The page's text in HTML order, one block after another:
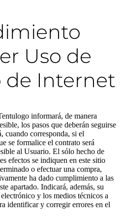
Uso de
de Internet
informará, de manera
los pasos que deberán seguirse
cuando corresponda, si el
se formalice el contrato será
al Usuario. El sólo hecho de
efectos se indiquen en este sitio
o efectuar una compra,
ha dado cumplimiento a las
apartado. Indicará, además, su
y los medios técnicos a
identificar y corregir errores en el